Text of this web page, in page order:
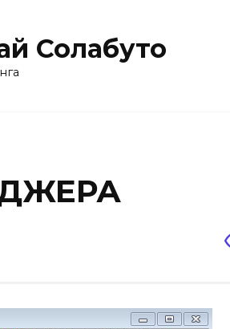
Солабуто